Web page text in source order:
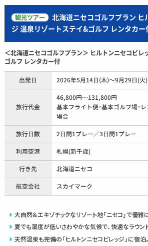
観光ツアー
北海道ニセコゴルフプラン ヒ
ジ 温泉リゾートステイ&ゴルフ レンタカー
＜北海道ニセコゴルフプラン＞ ヒルトンニセコビレ
ゴルフ レンタカー付
出発日 2026年5月14日(木)～9月29日(火)
旅行代金
46,800円～131,800円
基本フライト便・基本ゴルフ場・
場合
旅行日数 2日間1プレー／3日間1プレー
利用空港 札幌(新千歳)
行き先 北海道ニセコ
航空会社 スカイマーク
大自然＆エキゾチックなリゾート地「ニセコ」で優雅
夏でも湿度が低いさわやかな気候で、快適なラウン
天然温泉も完備の「ヒルトンニセコビレッジ」に宿泊。